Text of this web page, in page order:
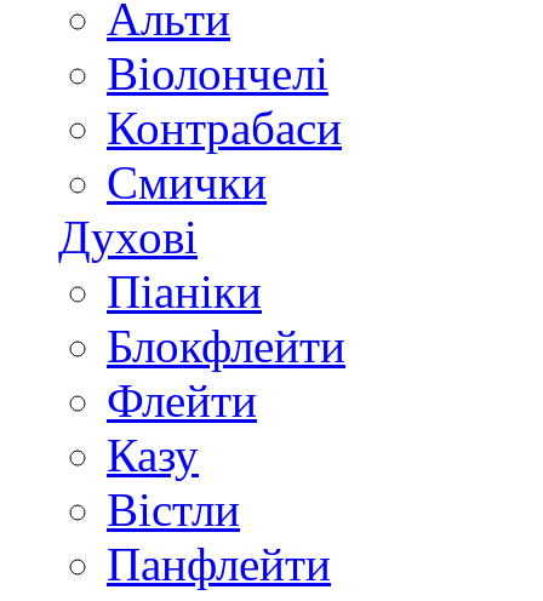
Альти
Віолончелі
Контрабаси
Смички
Духові
Піаніки
Блокфлейти
Флейти
Казу
Вістли
Панфлейти